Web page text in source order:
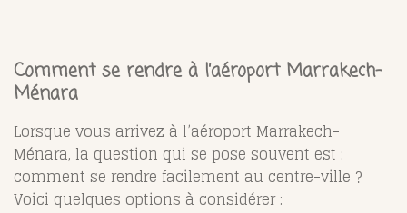
Comment se rendre à l’aéroport Marrakech-
Ménara
Lorsque vous arrivez à l’aéroport Marrakech-
Ménara, la question qui se pose souvent est :
comment se rendre facilement au centre-ville ?
Voici quelques options à considérer :